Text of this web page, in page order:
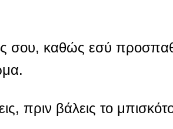
σου, καθώς εσύ
πριν βάλεις το